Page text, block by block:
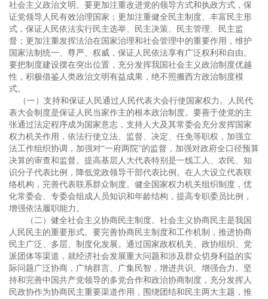
社会主义政治文明。要更加注重改进党的领导方式和执政方式，保
证党领导人民有效治理国家；更加注重健全民主制度、丰富民主形
式，保证人民依法实行民主选举、民主决策、民主管理、民主监
督；更加注重发挥法治在国家治理和社会管理中的重要作用，维护
国家法制统一、尊严、权威，保证人民依法享有广泛权利和自由。
要把制度建设摆在突出位置，充分发挥我国社会主义政治制度优越
性，积极借鉴人类政治文明有益成果，绝不照搬西方政治制度模
式。
（一）支持和保证人民通过人民代表大会行使国家权力。人民代
表大会制度是保证人民当家作主的根本政治制度。要善于使党的主
张通过法定程序成为国家意志，支持人大及其常委会充分发挥国家
权力机关作用，依法行使立法、监督、决定、任免等职权，加强立
法工作组织协调，加强对“一府两院”的监督，加强对政府全口径预算
决算的审查和监督。提高基层人大代表特别是一线工人、农民、知
识分子代表比例，降低党政领导干部代表比例。在人大设立代表联
络机构，完善代表联系群众制度。健全国家权力机关组织制度，优
化常委会、专委会组成人员知识和年龄结构，提高专职委员比例，
增强依法履职能力。
（二）健全社会主义协商民主制度。社会主义协商民主是我国
人民民主的重要形式。要完善协商民主制度和工作机制，推进协商
民主广泛、多层、制度化发展。通过国家政权机关、政协组织、党
派团体等渠道，就经济社会发展重大问题和涉及群众切身利益的实
际问题广泛协商，广纳群言、广集民智，增进共识、增强合力。坚
持和完善中国共产党领导的多党合作和政治协商制度，充分发挥人
民政协作为协商民主重要渠道作用，围绕团结和民主两大主题，推